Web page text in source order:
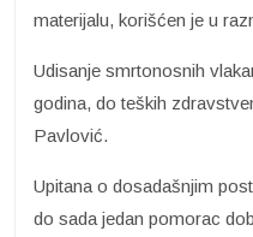
materijalu, korišćen je u
Udisanje smrtonosnih
godina, do teških
Pavlović.
Upitana o dosadašnjim
do sada jedan pomorac